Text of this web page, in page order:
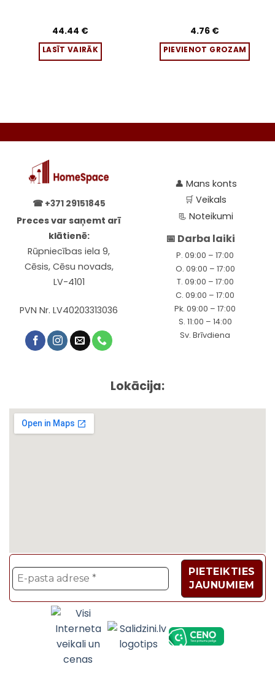
44.44 €
LASĪT VAIRĀK
4.76 €
PIEVIENOT GROZAM
☎ +371 29151845
Preces var saņemt arī
klātienē:
Rūpniecības iela 9,
Cēsis, Cēsu novads,
LV-4101
PVN Nr. LV40203313036
👤 Mans konts
🛒Veikals
📃Noteikumi
📅 Darba laiki
P. 09:00 – 17:00
O. 09:00 – 17:00
T. 09:00 – 17:00
C. 09:00 – 17:00
Pk. 09:00 – 17:00
S. 11:00 – 14:00
Sv. Brīvdiena
Lokācija: